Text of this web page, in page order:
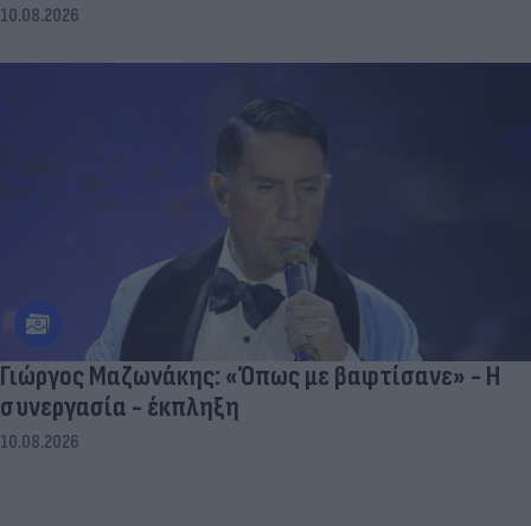
10.08.2026
Γιώργος Μαζωνάκης: «Όπως με βαφτίσανε» - Η
συνεργασία - έκπληξη
10.08.2026